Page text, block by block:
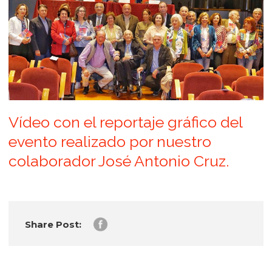
Vídeo con el reportaje gráfico del
evento realizado por nuestro
colaborador José Antonio Cruz.
Share Post: